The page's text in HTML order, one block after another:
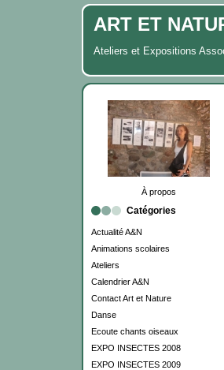
ART ET
Ateliers et Expositions
À propos
Catégories
Actualité A&N
Animations scolaires
Ateliers
Calendrier A&N
Contact Art et Nature
Danse
Ecoute chants oiseaux
EXPO INSECTES 2008
EXPO INSECTES 2009